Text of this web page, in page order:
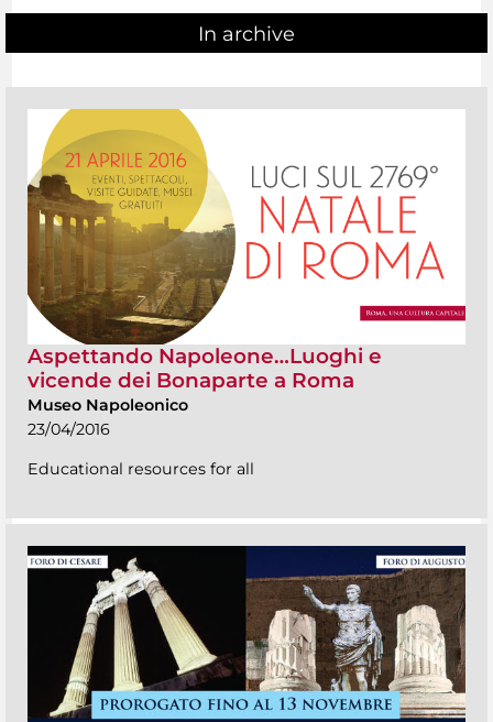
In archive
Aspettando Napoleone…Luoghi e
vicende dei Bonaparte a Roma
Museo Napoleonico
23/04/2016
Educational resources for all